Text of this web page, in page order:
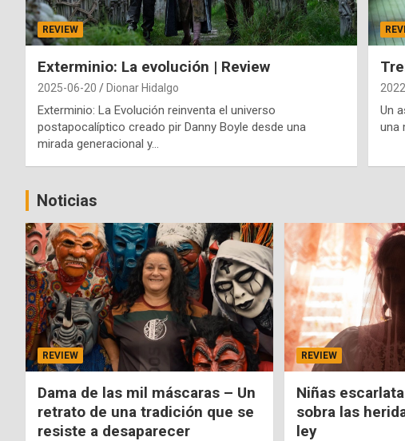
REVIEW
Exterminio: La evolución | Review
2025-06-20 Dionar Hidalgo
Exterminio: La Evolución reinventa el universo
postapocalíptico creado pir Danny Boyle desde una
mirada generacional y…
Un
una
Noticias
REVIEW
Dama de las mil máscaras – Un
retrato de una tradición que se
resiste a desaparecer
REVIEW
Niñas
sobra las
ley